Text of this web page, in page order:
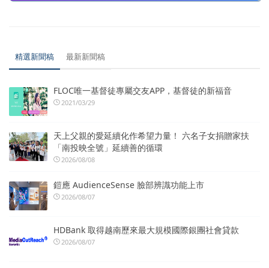
精選新聞稿 最新新聞稿
FLOC唯一基督徒專屬交友APP，基督徒的新福音
2021/03/29
天上父親的愛延續化作希望力量！ 六名子女捐贈家扶
「南投映全號」延續善的循環
2026/08/08
鎧應 AudienceSense 臉部辨識功能上市
2026/08/07
HDBank 取得越南歷來最大規模國際銀團社會貸款
2026/08/07